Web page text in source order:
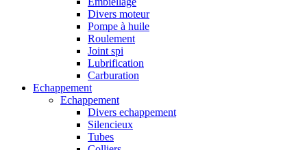
Divers moteur
Pompe à huile
Roulement
Joint spi
Lubrification
Carburation
Echappement
Echappement
Divers echappement
Silencieux
Tubes